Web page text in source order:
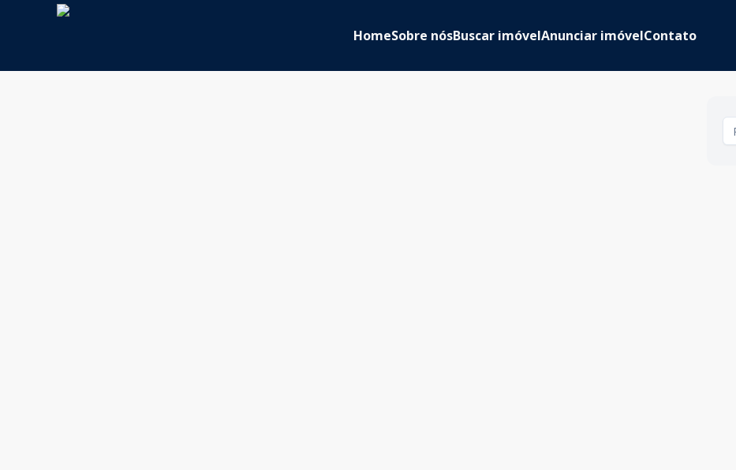
HomeSobre nósBuscar imóvelAnunciar imóvelContato